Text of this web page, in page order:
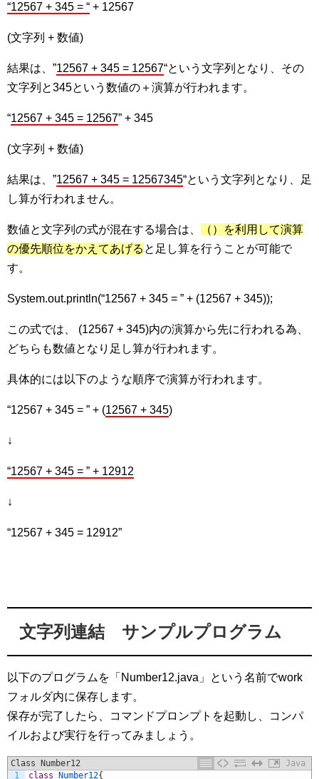
“12567 + 345 = “ + 12567
(文字列 + 数値)
結果は、”12567 + 345 = 12567“という文字列となり、その
文字列と345という数値の＋演算が行われます。
“12567 + 345 = 12567” + 345
(文字列 + 数値)
結果は、”12567 + 345 = 12567345“という文字列となり、足
し算が行われません。
数値と文字列の式が混在する場合は、
（）を利用して演算
の優先順位をかえてあげる と足し算を行うことが可能で
す。
System.out.println(“12567 + 345 = ” + (12567 + 345));
この式では、 (12567 + 345)内の演算から先に行われる為、
どちらも数値となり足し算が行われます。
具体的には以下のような順序で演算が行われます。
“12567 + 345 = ” + (12567 + 345)
↓
“12567 + 345 = ” + 12912
↓
“12567 + 345 = 12912”
文字列連結 サンプルプログラム
以下のプログラムを「Number12.java」という名前でwork
フォルダ内に保存します。
保存が完了したら、コマンドプロンプトを起動し、コンパ
イルおよび実行を行ってみましょう。
Class Number12
Java
1
class Number12{